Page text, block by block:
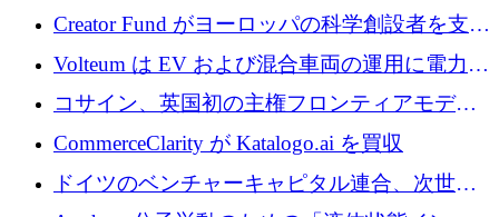
ノロジーがヨーロッパのイノベーションの未
来を形作る場所
Creator Fund がヨーロッパの科学創設者を支援
するために 5,600 万ドルを調達
Volteum は EV および混合車両の運用に電力を
供給するために 250 万ユーロを寄付
コサイン、英国初の主権フロンティアモデル
で業界の支援を確保
CommerceClarity が Katalogo.ai を買収
ドイツのベンチャーキャピタル連合、次世代
スタートアップの成長に向けて機関投資家へ